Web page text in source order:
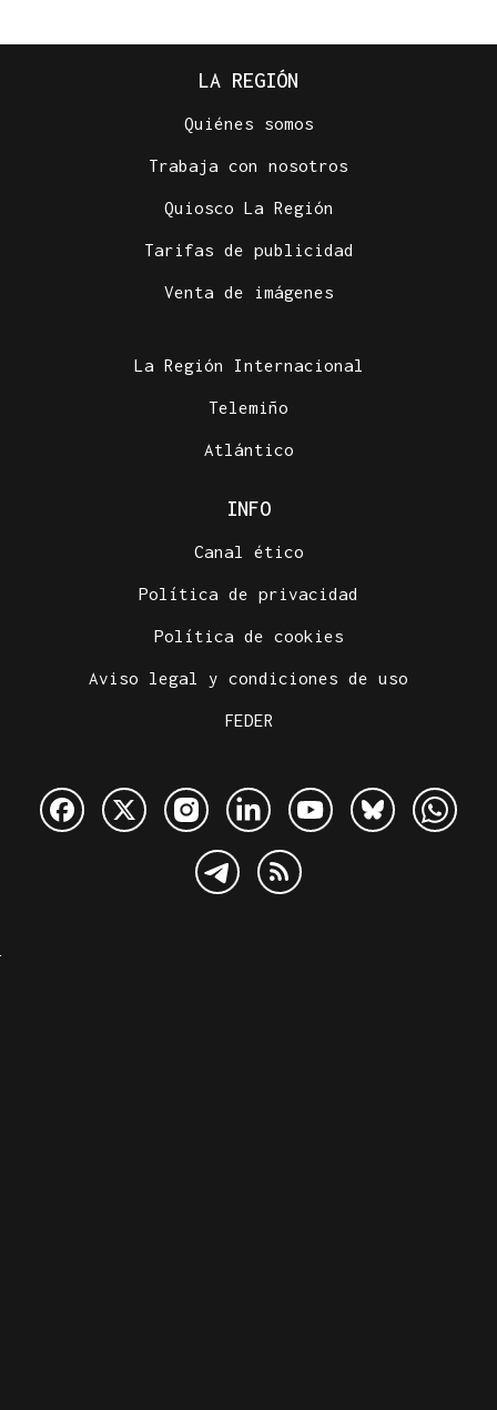
LA REGIÓN
Quiénes somos
Trabaja con nosotros
Quiosco La Región
Tarifas de publicidad
Venta de imágenes
La Región Internacional
Telemiño
Atlántico
INFO
Canal ético
Política de privacidad
Política de cookies
Aviso legal y condiciones de uso
FEDER